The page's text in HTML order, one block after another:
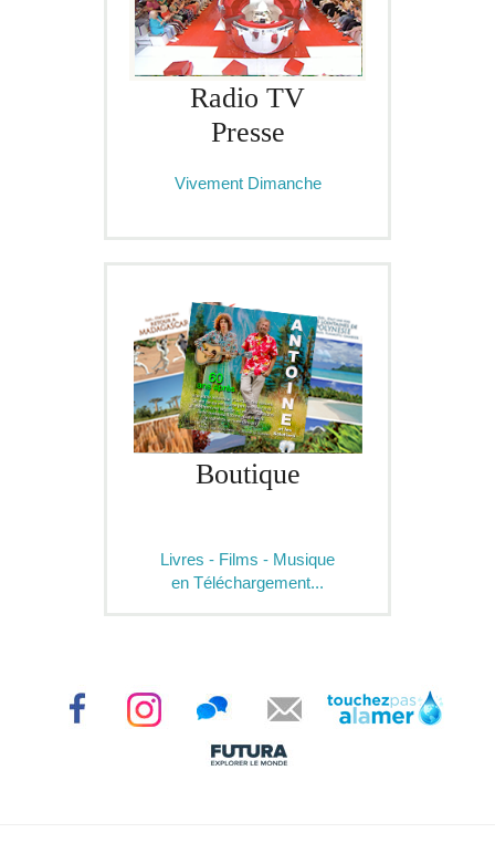
Radio TV
Presse
Vivement Dimanche
Boutique
Livres - Films - Musique
en Téléchargement...